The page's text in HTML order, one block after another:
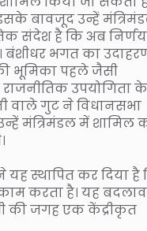
बावजूद उन्हें
संदेश है कि अब निर्णय
भगत का
भूमिका पहले जैसी
राजनीतिक उपयोगिता के
वाले गुट ने विधानसभा
मंत्रिमंडल में शामिल
स्थापित कर दिया है
करता है। यह बदलाव
की जगह एक केंद्रीकृत